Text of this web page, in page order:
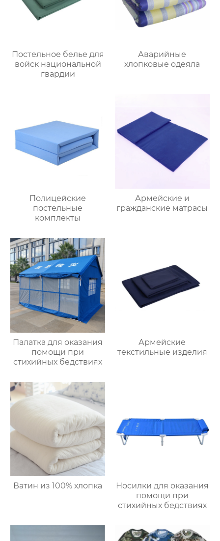
Постельное белье для
войск национальной
гвардии
Аварийные
хлопковые одеяла
Полицейские
постельные
комплекты
Армейские и
гражданские матрасы
Палатка для оказания
помощи при
стихийных бедствиях
Армейские
текстильные изделия
Ватин из 100% хлопка
Носилки для оказания
помощи при
стихийных бедствиях